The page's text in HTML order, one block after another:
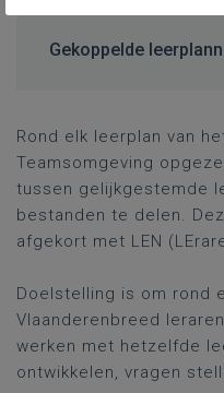
Gekoppelde
Rond elk leerplan van
Teamsomgeving
tussen gelijkgestemde
bestanden te delen.
afgekort met LEN
Doelstelling is om rond
Vlaanderenbreed
werken met hetzelfde
ontwikkelen, vragen